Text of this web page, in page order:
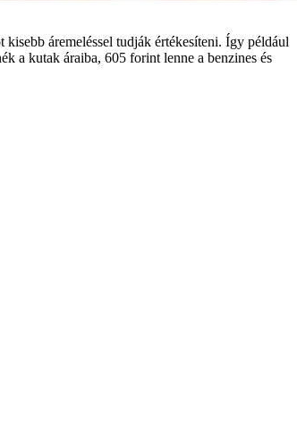
áremeléssel tudják értékesíteni. Így például
a kutak áraiba, 605 forint lenne a benzines és